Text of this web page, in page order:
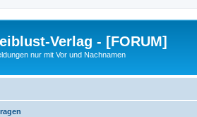
Verlag - [FORUM]
nur mit Vor und Nachnamen